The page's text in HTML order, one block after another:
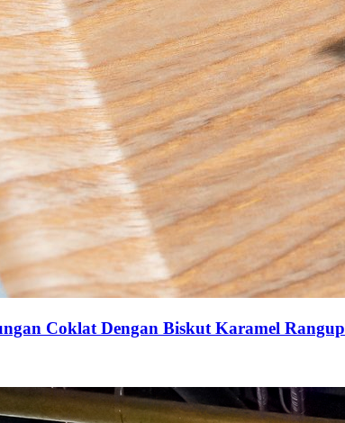
Coklat Dengan Biskut Karamel Rangup